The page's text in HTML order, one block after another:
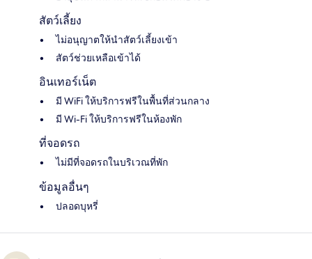
สัตว์เลี้ยง
ไม่อนุญาตให้นำสัตว์เลี้ยงเข้า
สัตว์ช่วยเหลือเข้าได้
อินเทอร์เน็ต
มี WiFi ให้บริการฟรีในพื้นที่ส่วนกลาง
มี Wi-Fi ให้บริการฟรีในห้องพัก
ที่จอดรถ
ไม่มีที่จอดรถในบริเวณที่พัก
ข้อมูลอื่นๆ
ปลอดบุหรี่